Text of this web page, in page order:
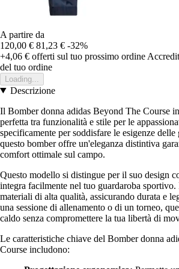
A partire da
120,00 € 81,23 € -32%
+4,06 € offerti sul tuo prossimo ordine
del tuo ordine
Loading...
Descrizione
Il Bomber donna adidas Beyond The Course
perfetta tra funzionalità e stile per le
specificamente per soddisfare le esigenze
questo bomber offre un'eleganza distintiva
comfort ottimale sul campo.
Questo modello si distingue per il suo design
integra facilmente nel tuo guardaroba sportivo.
materiali di alta qualità, assicurando durata e
una sessione di allenamento o di un torneo,
caldo senza compromettere la tua libertà di
Le caratteristiche chiave del Bomber donna
Course includono: